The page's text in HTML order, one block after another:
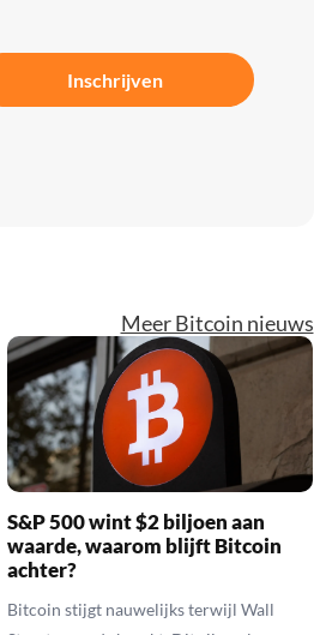
Inschrijven
Meer Bitcoin nieuws
S&P 500 wint $2 biljoen aan
waarde, waarom blijft Bitcoin
achter?
Bitcoin stijgt nauwelijks terwijl Wall